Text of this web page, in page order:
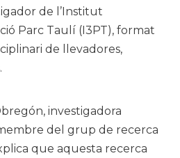
de l’Institut
Parc Taulí (I3PT), format
de llevadores,
investigadora
del grup de recerca
que aquesta recerca